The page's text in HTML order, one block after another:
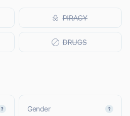
Gender